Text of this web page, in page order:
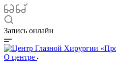
Запись онлайн
О центре